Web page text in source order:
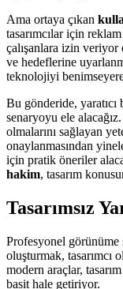
Ama ortaya çıkan
tasarımcılar için
çalışanlara izin veriyor
ve hedeflerine
teknolojiyi
Bu gönderide,
senaryoyu ele
olmalarını sağlayan
onaylanmasından
için pratik öneriler
hakim, tasarım
Tasarımsız
Profesyonel görünüme
oluşturmak,
modern araçlar,
basit hale getiriyor.